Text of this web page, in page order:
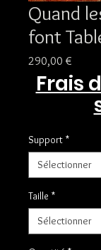
Quand
font
290,00 €
Frais
Support *
Taille *